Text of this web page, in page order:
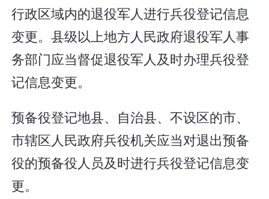
行政区域内的退役军人进行兵役登记信息
变更。县级以上地方人民政府退役军人事
务部门应当督促退役军人及时办理兵役登
记信息变更。
预备役登记地县、自治县、不设区的市、
市辖区人民政府兵役机关应当对退出预备
役的预备役人员及时进行兵役登记信息变
更。